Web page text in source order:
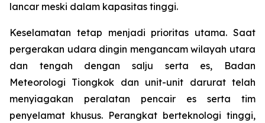
lancar meski dalam kapasitas tinggi.
Keselamatan tetap menjadi prioritas utama. Saat
pergerakan udara dingin mengancam wilayah utara
dan tengah dengan salju serta es, Badan
Meteorologi Tiongkok dan unit-unit darurat telah
menyiagakan peralatan pencair es serta tim
penyelamat khusus. Perangkat berteknologi tinggi,